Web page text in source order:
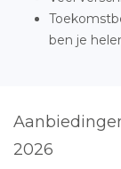
ben je
2026